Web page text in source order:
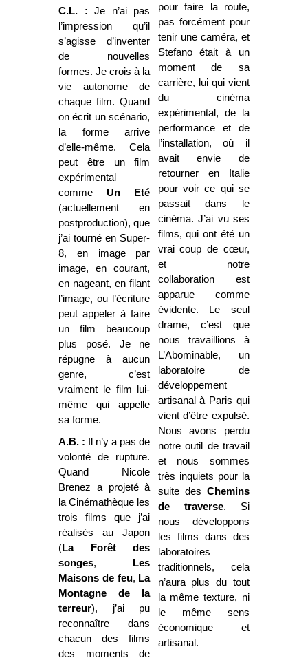
C.L. : Je n’ai pas
l’impression qu’il
s’agisse d’inventer
de nouvelles
formes. Je crois à la
vie autonome de
chaque film. Quand
on écrit un scénario,
la forme arrive
d’elle-même. Cela
peut être un film
expérimental
commeUn Eté
(actuellement en
postproduction), que
j’ai tourné en Super-
8, en image par
image, en courant,
en nageant, en filant
l’image, ou l’écriture
peut appeler à faire
un film beaucoup
plus posé. Je ne
répugne à aucun
genre, c’est
vraiment le film lui-
même qui appelle
sa forme.
A.B. : Il n’y a pas de
volonté de rupture.
Quand Nicole
Brenez a projeté à
la Cinémathèque les
trois films que j’ai
réalisés au Japon
(La Forêtdes
songes, Les
Maisons de feu, La
Montagne de la
terreur), j’ai pu
reconnaître dans
chacun des films
des moments de
pour faire la route,
pas forcément pour
tenir une caméra, et
Stefano était à un
moment de sa
carrière, lui qui vient
du cinéma
expérimental, de la
performance et de
l’installation, où il
avait envie de
retourner en Italie
pour voir ce qui se
passait dans le
cinéma. J’ai vu ses
films, qui ont été un
vrai coup de cœur,
et notre
collaboration est
apparue comme
évidente. Le seul
drame, c’est que
nous travaillions à
L’Abominable, un
laboratoire de
développement
artisanal à Paris qui
vient d’être expulsé.
Nous avons perdu
notre outil de travail
et nous sommes
très inquiets pour la
suite des Chemins
de traverse. Si
nous développons
les films dans des
laboratoires
traditionnels, cela
n’aura plus du tout
la même texture, ni
le même sens
économique et
artisanal.